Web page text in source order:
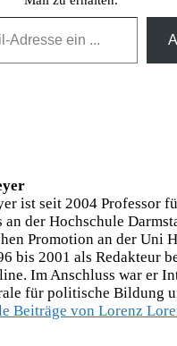
ist seit 2004 Professor
der Hochschule
Promotion an der Uni
bis 2001 als Redakteur
Im Anschluss war er
für politische Bildung
Beiträge von Lorenz